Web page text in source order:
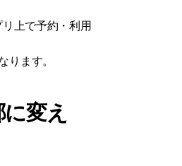
上で予約・利用
ます。
変え